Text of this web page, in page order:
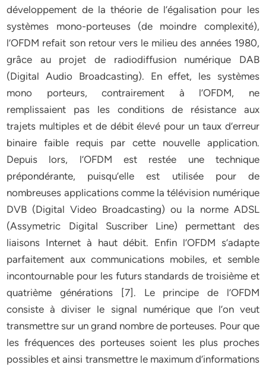
développement de la théorie de l’égalisation pour les
systèmes mono-porteuses (de moindre complexité),
l’OFDM refait son retour vers le milieu des années 1980,
grâce au projet de radiodiffusion numérique DAB
(Digital Audio Broadcasting). En effet, les systèmes
mono porteurs, contrairement à l’OFDM, ne
remplissaient pas les conditions de résistance aux
trajets multiples et de débit élevé pour un taux d’erreur
binaire faible requis par cette nouvelle application.
Depuis lors, l’OFDM est restée une technique
prépondérante, puisqu’elle est utilisée pour de
nombreuses applications comme la télévision numérique
DVB (Digital Video Broadcasting) ou la norme ADSL
(Assymetric Digital Suscriber Line) permettant des
liaisons Internet à haut débit. Enfin l’OFDM s’adapte
parfaitement aux communications mobiles, et semble
incontournable pour les futurs standards de troisième et
quatrième générations [7]. Le principe de l’OFDM
consiste à diviser le signal numérique que l’on veut
transmettre sur un grand nombre de porteuses. Pour que
les fréquences des porteuses soient les plus proches
possibles et ainsi transmettre le maximum d’informations